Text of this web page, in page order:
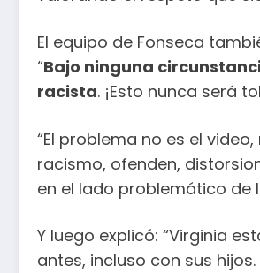
El equipo de Fonseca
“Bajo ninguna
racista. ¡Esto nunca será
“El problema no es el
racismo, ofenden,
en el lado problemático de
Y luego explicó: “Virginia
antes, incluso con sus